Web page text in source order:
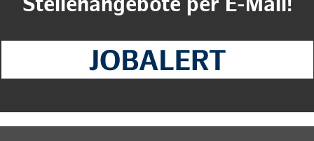
Stellenangebote per E-Mail!